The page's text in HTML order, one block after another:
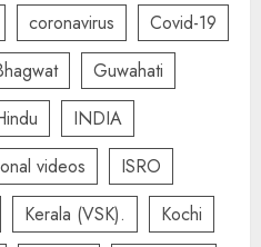
coronavirus
Covid-19
Guwahati
INDIA
videos
ISRO
Kerala (VSK).
Kochi